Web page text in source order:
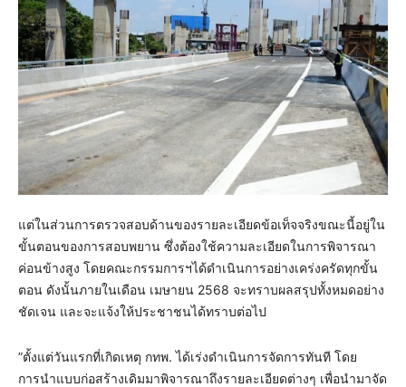
แต่ในส่วนการตรวจสอบด้านของรายละเอียดข้อเท็จจริงขณะนี้อยู่ใน
ขั้นตอนของการสอบพยาน ซึ่งต้องใช้ความละเอียดในการพิจารณา
ค่อนข้างสูง โดยคณะกรรมการฯได้ดำเนินการอย่างเคร่งครัดทุกขั้น
ตอน ดังนั้นภายในเดือน เมษายน 2568 จะทราบผลสรุปทั้งหมดอย่าง
ชัดเจน และจะแจ้งให้ประชาชนได้ทราบต่อไป
”ตั้งแต่วันแรกที่เกิดเหตุ กทพ. ได้เร่งดำเนินการจัดการทันที โดย
การนำแบบก่อสร้างเดิมมาพิจารณาถึงรายละเอียดต่างๆ เพื่อนำมาจัด